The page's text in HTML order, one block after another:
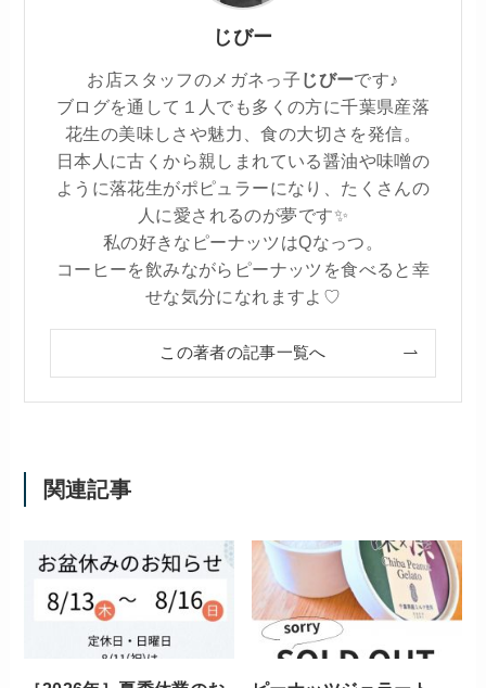
じびー
お店スタッフのメガネっ子 じびーです♪
ブログを通して１人でも多くの方に千葉県産落
花生の美味しさや魅力、食の大切さを発信。
日本人に古くから親しまれている醤油や味噌の
ように落花生がポピュラーになり、たくさんの
人に愛されるのが夢です✨
私の好きなピーナッツはQなっつ。
コーヒーを飲みながらピーナッツを食べると幸
せな気分になれますよ♡
この著者の記事一覧へ
関連記事